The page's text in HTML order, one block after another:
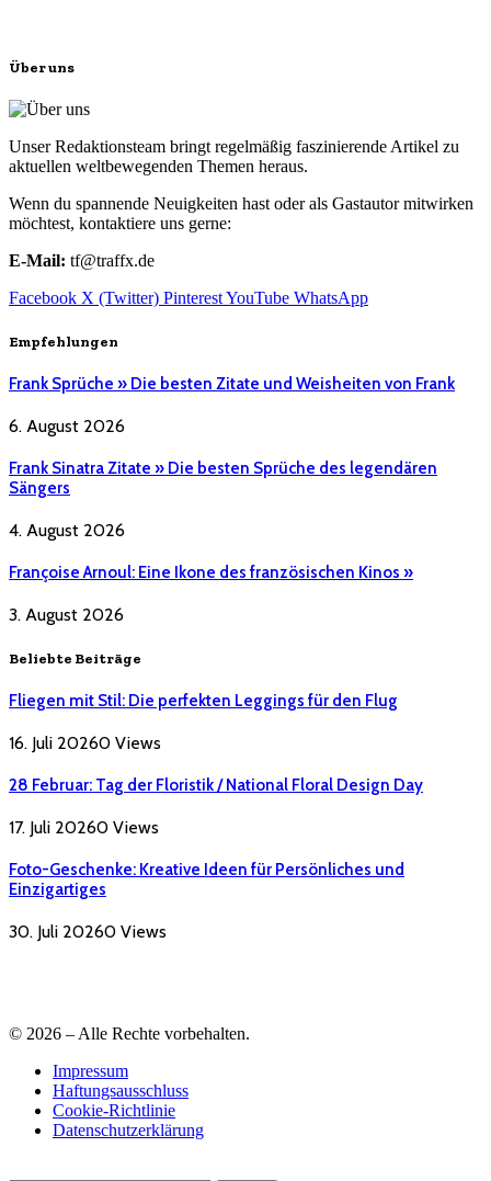
Über uns
Unser Redaktionsteam bringt regelmäßig faszinierende Artikel zu
aktuellen weltbewegenden Themen heraus.
Wenn du spannende Neuigkeiten hast oder als Gastautor mitwirken
möchtest, kontaktiere uns gerne:
E-Mail: tf@traffx.de
Facebook X (Twitter) PinterestYouTube WhatsApp
Empfehlungen
Frank Sprüche » Die besten Zitate und Weisheiten von Frank
6. August 2026
Frank Sinatra Zitate » Die besten Sprüche des legendären
Sängers
4. August 2026
Françoise Arnoul: Eine Ikone des französischen Kinos »
3. August 2026
Beliebte Beiträge
Fliegen mit Stil: Die perfekten Leggings für den Flug
16. Juli 20260 Views
28 Februar: Tag der Floristik / National Floral Design Day
17. Juli 20260 Views
Foto-Geschenke: Kreative Ideen für Persönliches und
Einzigartiges
30. Juli 20260 Views
© 2026 – Alle Rechte vorbehalten.
Impressum
Haftungsausschluss
Cookie-Richtlinie
Datenschutzerklärung